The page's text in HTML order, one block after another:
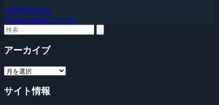
2026年8月4日
Counter-Strike 2 (CS2)
アーカイブ
サイト情報